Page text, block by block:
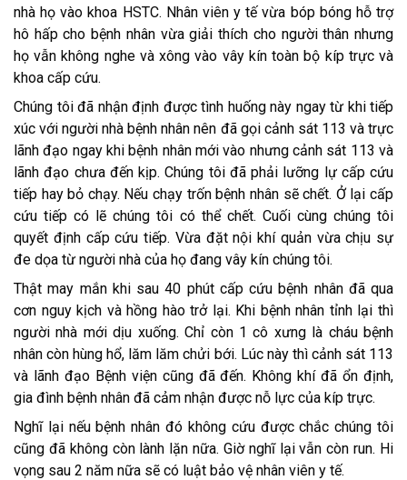
nhà họ vào khoa HSTC. Nhân viên y tế vừa bóp bóng hỗ trợ
hô hấp cho bệnh nhân vừa giải thích cho người thân nhưng
họ vẫn không nghe và xông vào vây kín toàn bộ kíp trực và
khoa cấp cứu.
Chúng tôi đã nhận định được tình huống này ngay từ khi tiếp
xúc với người nhà bệnh nhân nên đã gọi cảnh sát 113 và trực
lãnh đạo ngay khi bệnh nhân mới vào nhưng cảnh sát 113 và
lãnh đạo chưa đến kịp. Chúng tôi đã phải lưỡng lự cấp cứu
tiếp hay bỏ chạy. Nếu chạy trốn bệnh nhân sẽ chết. Ở lại cấp
cứu tiếp có lẽ chúng tôi có thể chết. Cuối cùng chúng tôi
quyết định cấp cứu tiếp. Vừa đặt nội khí quản vừa chịu sự
đe dọa từ người nhà của họ đang vây kín chúng tôi.
Thật may mắn khi sau 40 phút cấp cứu bệnh nhân đã qua
cơn nguy kịch và hồng hào trở lại. Khi bệnh nhân tỉnh lại thì
người nhà mới dịu xuống. Chỉ còn 1 cô xưng là cháu bệnh
nhân còn hùng hổ, lăm lăm chửi bới. Lúc này thì cảnh sát 113
và lãnh đạo Bệnh viện cũng đã đến. Không khí đã ổn định,
gia đình bệnh nhân đã cảm nhận được nỗ lực của kíp trực.
Nghĩ lại nếu bệnh nhân đó không cứu được chắc chúng tôi
cũng đã không còn lành lặn nữa. Giờ nghĩ lại vẫn còn run. Hi
vọng sau 2 năm nữa sẽ có luật bảo vệ nhân viên y tế.